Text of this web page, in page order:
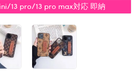
13 pro/13 pro max対応 即納